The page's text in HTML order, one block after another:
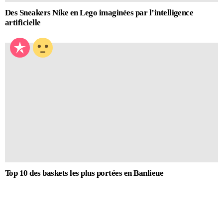
Des Sneakers Nike en Lego imaginées par l’intelligence
artificielle
Top 10 des baskets les plus portées en Banlieue